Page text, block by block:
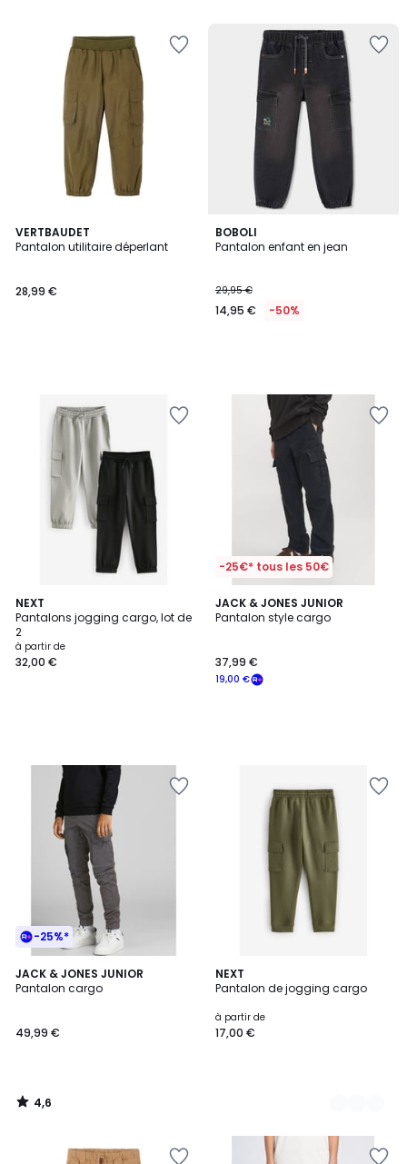
VERTBAUDET
Pantalon utilitaire déperlant
28,99 €
BOBOLI
Pantalon enfant en jean
29,95 €
14,95 € -50%
NEXT
Pantalons jogging cargo, lot de
2
à partir de
32,00 €
-25€* tous les 50€
JACK & JONES JUNIOR
Pantalon style cargo
19,00 €
37,99 €
-25%*
JACK & JONES JUNIOR
Pantalon cargo
49,99 €
4,6
/ 5
4,6
/
NEXT
Pantalon de jogging cargo
à partir de
17,00 €
5
Couleurs